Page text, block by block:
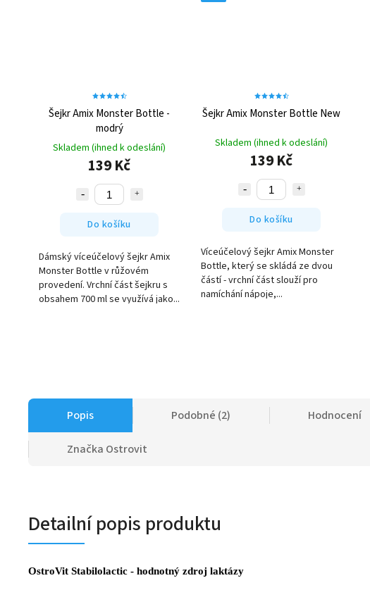
Šejkr Amix Monster Bottle -
modrý
Skladem (ihned k odeslání)
139 Kč
Do košíku
Dámský víceúčelový šejkr Amix
Monster Bottle v růžovém
provedení. Vrchní část šejkru s
obsahem 700 ml se využívá jako...
Šejkr Amix Monster Bottle New
Skladem (ihned k odeslání)
139 Kč
Do košíku
Víceúčelový šejkr Amix Monster
Bottle, který se skládá ze dvou
částí - vrchní část slouží pro
namíchání nápoje,...
Popis Podobné (2) Hodnocení
Značka Ostrovit
Detailní popis produktu
OstroVit Stabilolactic - hodnotný zdroj laktázy